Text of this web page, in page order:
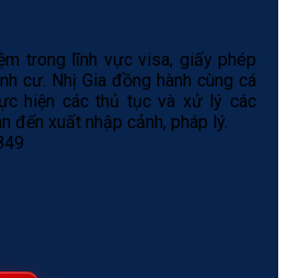
trong lĩnh vực visa, giấy phép
cư. Nhị Gia đồng hành cùng cá
hiện các thủ tục và xử lý các
đến xuất nhập cảnh, pháp lý.